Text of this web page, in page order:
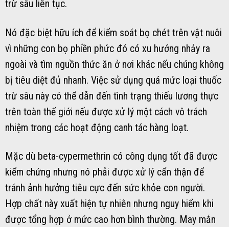
trừ sâu liên tục.
Nó đặc biệt hữu ích để kiểm soát bọ chét trên vật nuôi
vì những con bọ phiền phức đó có xu hướng nhảy ra
ngoài và tìm nguồn thức ăn ở nơi khác nếu chúng không
bị tiêu diệt đủ nhanh. Việc sử dụng quá mức loại thuốc
trừ sâu này có thể dẫn đến tình trạng thiếu lương thực
trên toàn thế giới nếu được xử lý một cách vô trách
nhiệm trong các hoạt động canh tác hàng loạt.
Mặc dù beta-cypermethrin có công dụng tốt đã được
kiểm chứng nhưng nó phải được xử lý cẩn thận để
tránh ảnh hưởng tiêu cực đến sức khỏe con người.
Hợp chất này xuất hiện tự nhiên nhưng nguy hiểm khi
được tổng hợp ở mức cao hơn bình thường. May mắn